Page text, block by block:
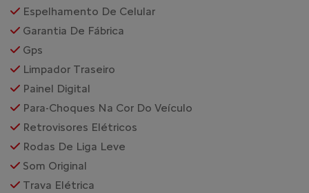
Espelhamento De Celular
Garantia De Fábrica
Gps
Limpador Traseiro
Painel Digital
Para-Choques Na Cor Do Veículo
Retrovisores Elétricos
Rodas De Liga Leve
Som Original
Trava Elétrica